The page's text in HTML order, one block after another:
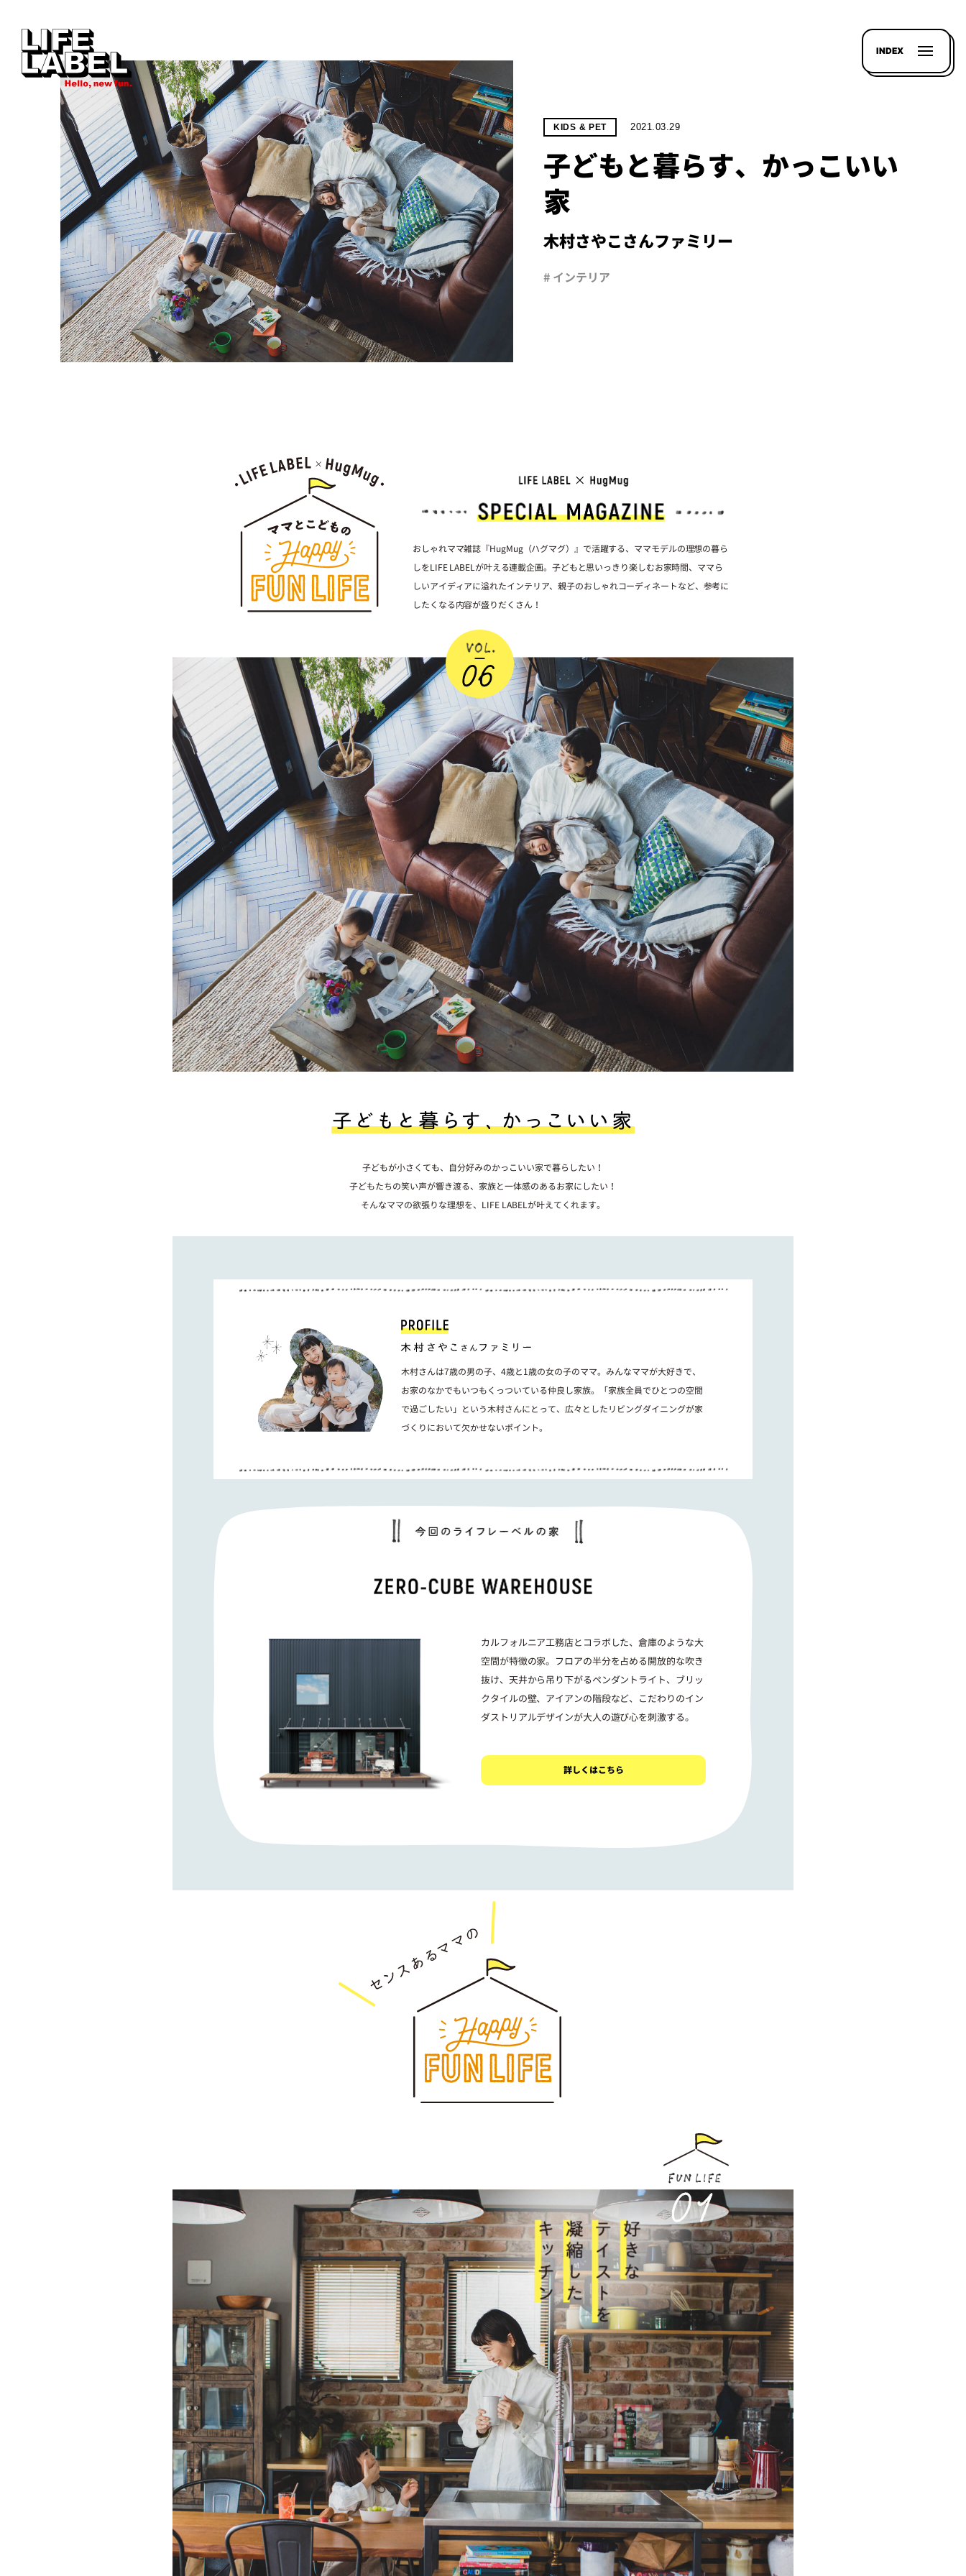
INDEX
KIDS & PET 2021.03.29
子どもと暮らす、かっこいい
家
木村さやこさんファミリー
# インテリア
おしゃれママ雑誌『HugMug（ハグマグ）』で活躍する、ママモデルの理想の暮ら
しをLIFE LABELが叶える連載企画。子どもと思いっきり楽しむお家時間、ママら
しいアイディアに溢れたインテリア、親子のおしゃれコーディネートなど、参考に
したくなる内容が盛りだくさん！
子どもが小さくても、自分好みのかっこいい家で暮らしたい！
子どもたちの笑い声が響き渡る、家族と一体感のあるお家にしたい！
そんなママの欲張りな理想を、LIFE LABELが叶えてくれます。
木村さんは7歳の男の子、4歳と1歳の女の子のママ。みんなママが大好きで、
お家のなかでもいつもくっついている仲良し家族。「家族全員でひとつの空間
で過ごしたい」という木村さんにとって、広々としたリビングダイニングが家
づくりにおいて欠かせないポイント。
カルフォルニア工務店とコラボした、倉庫のような大
空間が特徴の家。フロアの半分を占める開放的な吹き
抜け、天井から吊り下がるペンダントライト、ブリッ
クタイルの壁、アイアンの階段など、こだわりのイン
ダストリアルデザインが大人の遊び心を刺激する。
詳しくはこちら